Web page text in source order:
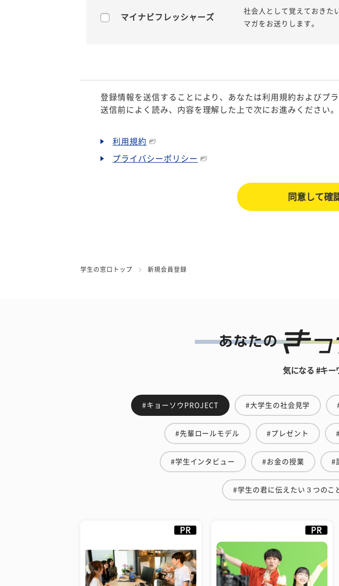
マイナビフレッシャーズ
社会人として覚えておきた
マガをお送りします。
登録情報を送信することにより、あなたは利用規約およびプ
送信前によく読み、内容を理解した上で次にお進みください。
利用規約
プライバシーポリシー
学生の窓口トップ 新規会員登録
気になる #キー
#キョーソウPROJECT #大学生の社会見学
#先輩ロールモデル #プレゼント
#学生インタビュー #お金の授業 #
#学生の君に伝えたい３つのこ
PR PR